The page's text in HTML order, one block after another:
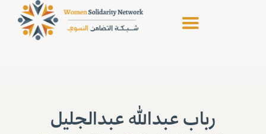
رباب عبدالله عبدالجليل